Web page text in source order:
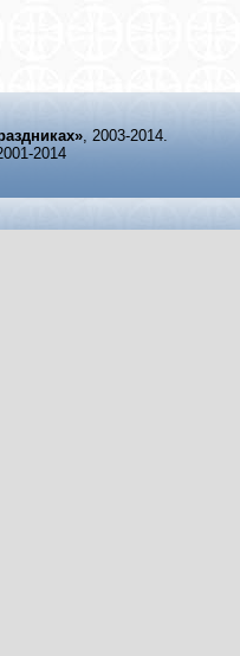
, 2003-2014.
2014